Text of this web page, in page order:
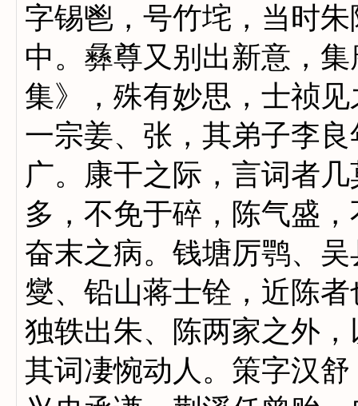
字锡鬯，号竹垞，当时
中。彝尊又别出新意，
集》，殊有妙思，士祯
一宗姜、张，其弟子李
广。康干之际，言词者
多，不免于碎，陈气盛
奋末之病。钱塘厉鹗、
燮、铅山蒋士铨，近陈
独轶出朱、陈两家之外
其词凄惋动人。策字汉